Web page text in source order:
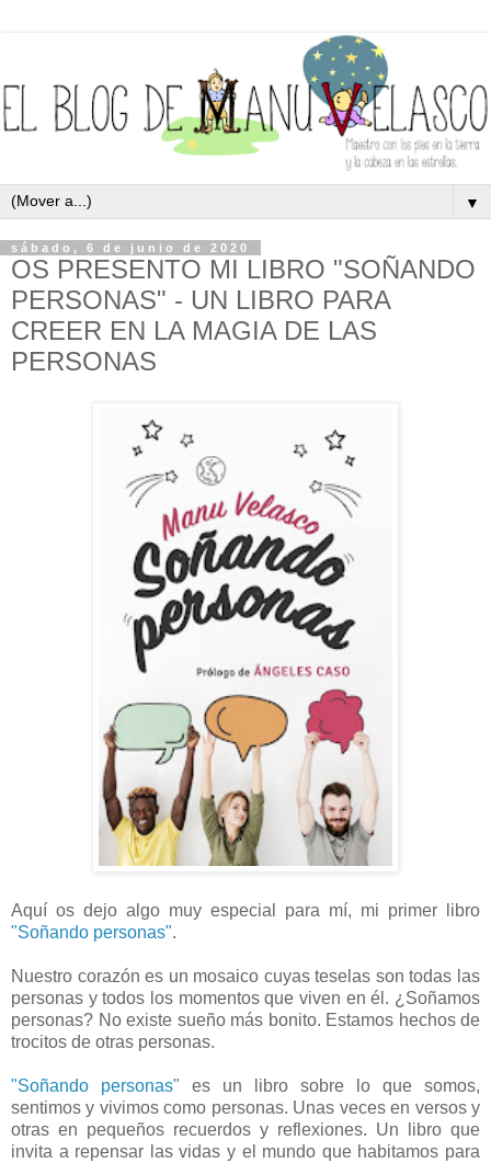
▼
sábado, 6 de junio de 2020
OS PRESENTO MI LIBRO "SOÑANDO
PERSONAS" - UN LIBRO PARA
CREER EN LA MAGIA DE LAS
PERSONAS
Aquí os dejo algo muy especial para mí, mi primer libro
"Soñando personas".
Nuestro corazón es un mosaico cuyas teselas son todas las
personas y todos los momentos que viven en él. ¿Soñamos
personas? No existe sueño más bonito. Estamos hechos de
trocitos de otras personas.
"Soñando personas" es un libro sobre lo que somos,
sentimos y vivimos como personas. Unas veces en versos y
otras en pequeños recuerdos y reflexiones. Un libro que
invita a repensar las vidas y el mundo que habitamos para